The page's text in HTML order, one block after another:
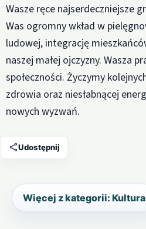
Wasze ręce najserdeczniejsze
Was ogromny wkład w
ludowej, integrację
naszej małej ojczyzny. Wasza
społeczności. Życzymy
zdrowia oraz niesłabnącej
nowych wyzwań.
Udostępnij
Więcej z kategorii: Kultura